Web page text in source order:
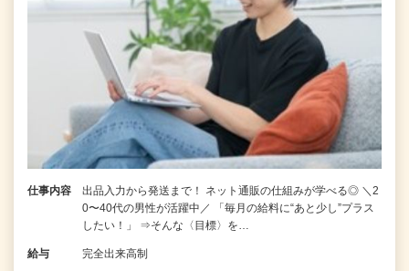
仕事内容
出品入力から発送まで！ ネット通販の仕組みが学べる◎ ＼2
0〜40代の男性が活躍中／ 「毎月の給料に“あと少し”プラス
したい！」 ⇒そんな〈目標〉を…
給与 完全出来高制